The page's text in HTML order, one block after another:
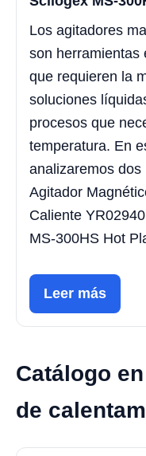
Los agitadores
son herramientas
que requieren la
soluciones
procesos que
temperatura. En
analizaremos
Agitador
Caliente
MS-300HS Hot
Leer más
Catálogo
de